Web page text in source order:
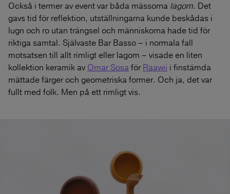
Också i termer av event var båda mässorna lagom. Det
gavs tid för reflektion, utställningarna kunde beskådas i
lugn och ro utan trängsel och människorna hade tid för
riktiga samtal. Självaste Bar Basso – i normala fall
motsatsen till allt rimligt eller lagom – visade en liten
kollektion keramik av Omar Sosa förRaawii i finstämda
mättade färger och geometriska former. Och ja, det var
fullt med folk. Men på ett rimligt vis.